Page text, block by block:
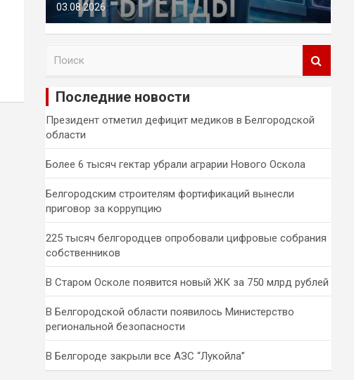
03.08.2026
и
Последние новости
Президент отметил дефицит медиков в Белгородской
области
Более 6 тысяч гектар убрали аграрии Нового Оскола
Белгородским строителям фортификаций вынесли
приговор за коррупцию
225 тысяч белгородцев опробовали цифровые собрания
собственников
В Старом Осколе появится новый ЖК за 750 млрд рублей
В Белгородской области появилось Министерство
региональной безопасности
В Белгороде закрыли все АЗС “Лукойла”